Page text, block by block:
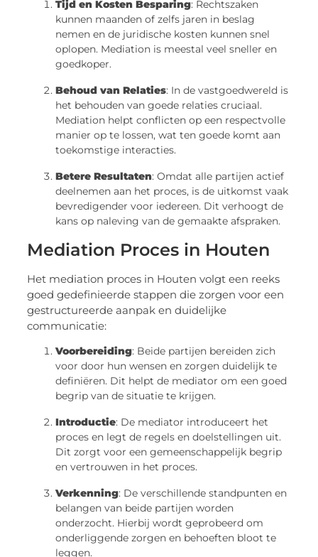
Tijd en Kosten Besparing: Rechtszaken
kunnen maanden of zelfs jaren in beslag
nemen en de juridische kosten kunnen snel
oplopen. Mediation is meestal veel sneller en
goedkoper.
Behoud van Relaties: In de vastgoedwereld is
het behouden van goede relaties cruciaal.
Mediation helpt conflicten op een respectvolle
manier op te lossen, wat ten goede komt aan
toekomstige interacties.
Betere Resultaten: Omdat alle partijen actief
deelnemen aan het proces, is de uitkomst vaak
bevredigender voor iedereen. Dit verhoogt de
kans op naleving van de gemaakte afspraken.
Mediation Proces in Houten
Het mediation proces in Houten volgt een reeks
goed gedefinieerde stappen die zorgen voor een
gestructureerde aanpak en duidelijke
communicatie:
Voorbereiding: Beide partijen bereiden zich
voor door hun wensen en zorgen duidelijk te
definiëren. Dit helpt de mediator om een goed
begrip van de situatie te krijgen.
Introductie: De mediator introduceert het
proces en legt de regels en doelstellingen uit.
Dit zorgt voor een gemeenschappelijk begrip
en vertrouwen in het proces.
Verkenning: De verschillende standpunten en
belangen van beide partijen worden
onderzocht. Hierbij wordt geprobeerd om
onderliggende zorgen en behoeften bloot te
leggen.